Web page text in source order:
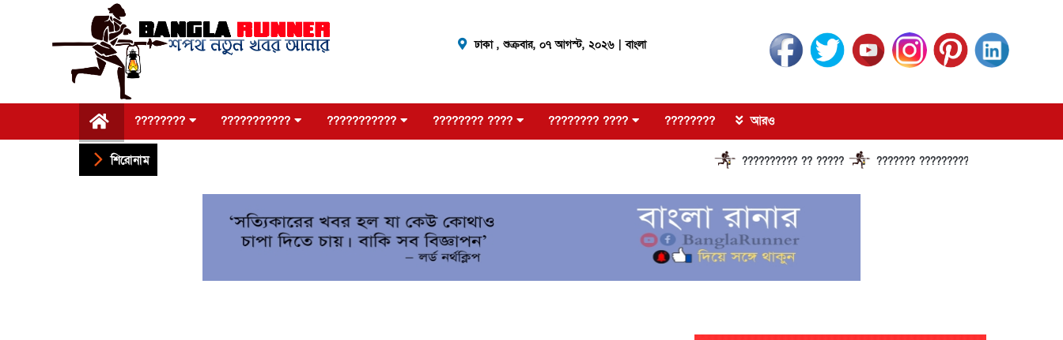
ঢাকা , শুক্রবার, ০৭ আগস্ট, ২০২৬| বাংলা
???????? ??????????? ??????????? ???????? ???? ???????? ???? ???????? আরও
শিরোনাম ?????????? ?? ????? ??????? ?????????????? ??????